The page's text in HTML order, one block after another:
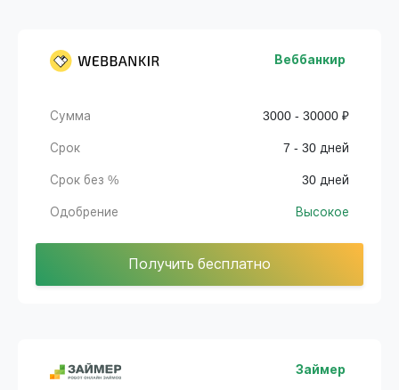
Веббанкир
Сумма 3000 - 30000 ₽
Срок 7 - 30 дней
Срок без % 30 дней
Одобрение Высокое
Получить бесплатно
Займер